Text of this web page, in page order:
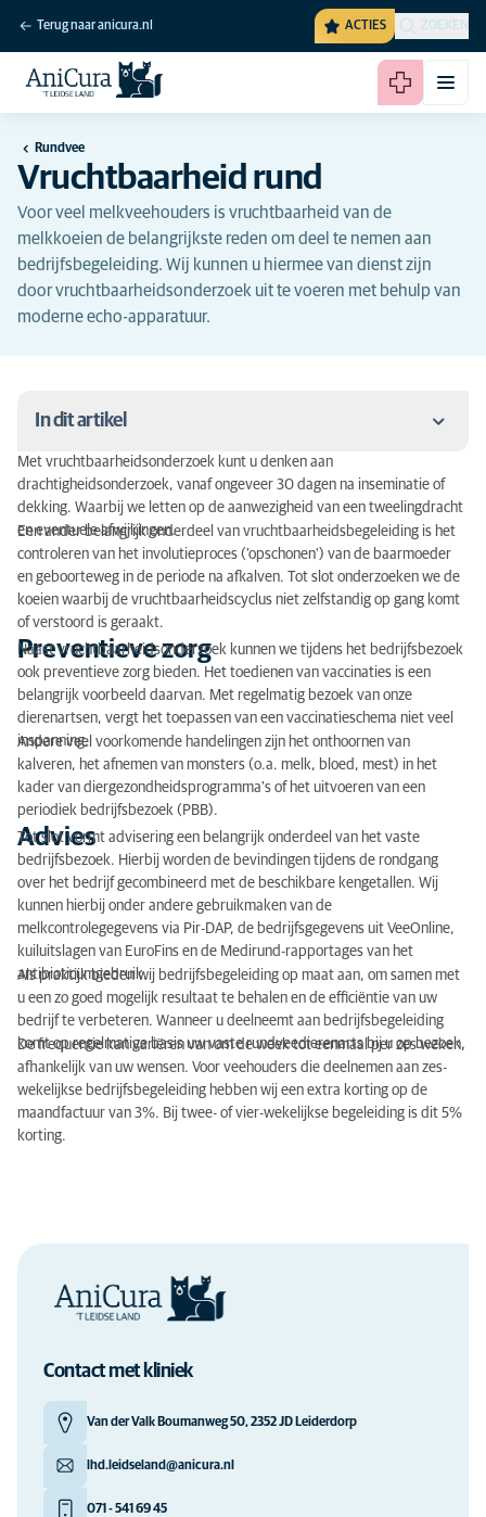
Terug naar anicura.nl ACTIES ZOEKEN
Rundvee
Vruchtbaarheid rund
Voor veel melkveehouders is vruchtbaarheid van de
melkkoeien de belangrijkste reden om deel te nemen aan
bedrijfsbegeleiding. Wij kunnen u hiermee van dienst zijn
door vruchtbaarheidsonderzoek uit te voeren met behulp van
moderne echo-apparatuur.
In dit artikel
Preventieve zorg
Advies
Met vruchtbaarheidsonderzoek kunt u denken aan
drachtigheidsonderzoek, vanaf ongeveer 30 dagen na inseminatie of
dekking. Waarbij we letten op de aanwezigheid van een tweelingdracht
en eventuele afwijkingen.
Een ander belangrijk onderdeel van vruchtbaarheidsbegeleiding is het
controleren van het involutieproces ('opschonen') van de baarmoeder
en geboorteweg in de periode na afkalven. Tot slot onderzoeken we de
koeien waarbij de vruchtbaarheidscyclus niet zelfstandig op gang komt
of verstoord is geraakt.
Preventieve zorg
Naast vruchtbaarheidsonderzoek kunnen we tijdens het bedrijfsbezoek
ook preventieve zorg bieden. Het toedienen van vaccinaties is een
belangrijk voorbeeld daarvan. Met regelmatig bezoek van onze
dierenartsen, vergt het toepassen van een vaccinatieschema niet veel
inspanning.
Andere veel voorkomende handelingen zijn het onthoornen van
kalveren, het afnemen van monsters (o.a. melk, bloed, mest) in het
kader van diergezondheidsprogramma's of het uitvoeren van een
periodiek bedrijfsbezoek (PBB).
Advies
Tot slot vormt advisering een belangrijk onderdeel van het vaste
bedrijfsbezoek. Hierbij worden de bevindingen tijdens de rondgang
over het bedrijf gecombineerd met de beschikbare kengetallen. Wij
kunnen hierbij onder andere gebruikmaken van de
melkcontrolegegevens via Pir-DAP, de bedrijfsgegevens uit VeeOnline,
kuiluitslagen van EuroFins en de Medirund-rapportages van het
antibioticumgebruik.
Als praktijk bieden wij bedrijfsbegeleiding op maat aan, om samen met
u een zo goed mogelijk resultaat te behalen en de efficiëntie van uw
bedrijf te verbeteren. Wanneer u deelneemt aan bedrijfsbegeleiding
komt op regelmatige basis uw vaste rundveedierenarts bij u op bezoek.
De frequentie kan variëren van om de week tot eenmaal per zes weken,
afhankelijk van uw wensen. Voor veehouders die deelnemen aan zes-
wekelijkse bedrijfsbegeleiding hebben wij een extra korting op de
maandfactuur van 3%. Bij twee- of vier-wekelijkse begeleiding is dit 5%
korting.
Contact met kliniek
Van der Valk Boumanweg 50, 2352 JD Leiderdorp
lhd.leidseland@anicura.nl
071 - 541 69 45